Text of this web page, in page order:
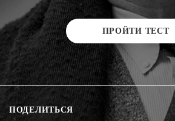
ПРОЙТИ ТЕСТ
ПОДЕЛИТЬСЯ